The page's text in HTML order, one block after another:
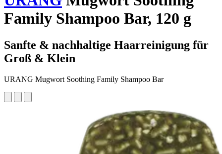
Family Shampoo Bar, 120 g
Sanfte & nachhaltige Haarreinigung für
Groß & Klein
URANG Mugwort Soothing Family Shampoo Bar